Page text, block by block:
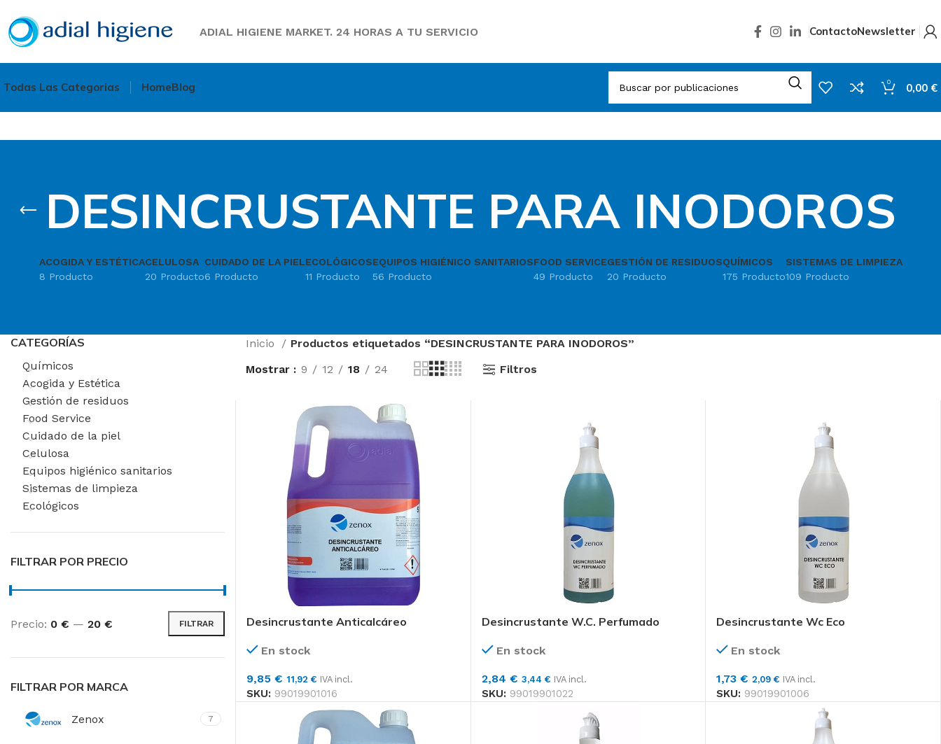
ADIAL HIGIENE MARKET. 24 HORAS A TU SERVICIO ContactoNewsletter
Todas Las Categorias
AREAS DE TRABAJO
Toallas de Mano
Servilletas
Toalla de Papel en Rollo
Aseos
Papel Higiénico Industrial
MOST POPULAR
Extralargo
Universal
136,66
IVA incl.
HomeBlog 0 0,00 €
DESINCRUSTANTE PARA INODOROS
ACOGIDA Y ESTÉTICA
8 Producto
CELULOSA
20 Producto
CUIDADO DE LA PIEL
6 Producto
ECOLÓGICOS
11 Producto
EQUIPOS HIGIÉNICO SANITARIOS
56 Producto
FOOD SERVICE
49 Producto
GESTIÓN DE RESIDUOS
20 Producto
QUÍMICOS
175 Producto
SISTEMAS DE LIMPIEZA
109 Producto
CATEGORÍAS
Químicos
Acogida y Estética
Gestión de residuos
Food Service
Cuidado de la piel
Celulosa
Equipos higiénico sanitarios
Sistemas de limpieza
Ecológicos
FILTRAR POR PRECIO
Precio
Precio
FILTRAR
Precio: 0 € — 20 €
FILTRAR POR MARCA
Zenox 7
Inicio
Productos etiquetados “DESINCRUSTANTE PARA INODOROS”
Mostrar
9 12 18 24 Filtros
Desincrustante Anticalcáreo
En stock
9,85 € 11,92 € IVA incl.
SKU: 99019901016
Desincrustante W.C. Perfumado
En stock
2,84 € 3,44 € IVA incl.
SKU: 99019901022
Desincrustante Wc Eco
En stock
1,73€ 2,09€ IVA incl.
SKU: 99019901006